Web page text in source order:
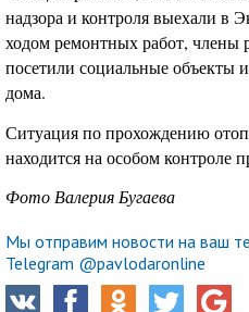
надзора и контроля выехали в
ходом ремонтных работ, члены
посетили социальные объекты
дома.
Ситуация по прохождению
находится на особом контроле
Фото Валерия Бугаева
Мы отправим новости на ваш
Telegram @pavlodaronline